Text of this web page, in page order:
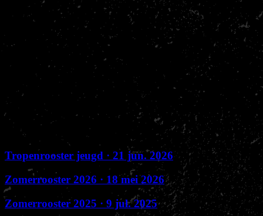
trainen, fitness – dojo
fitness – dojo
18:00 – 19:30
MMA/BJJ/Grappling
20:00 – 21:00 Kickboksen
Nakama Gym is gesloten van 5 augustus tot en met 21 augustus
Osu, Sensei John, Danique en team Nakama
Eerder verschenen
Tropenrooster jeugd · 21 jun. 2026
Zomerrooster 2026 · 18 mei 2026
Zomerrooster 2025 · 9 jul. 2025